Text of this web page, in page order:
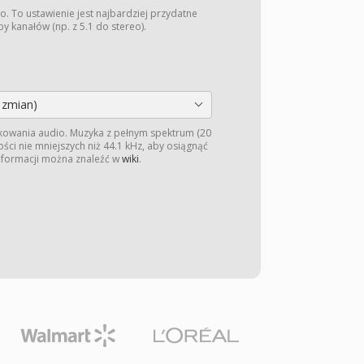
To ustawienie jest najbardziej przydatne
kanałów (np. z 5.1 do stereo).
audio. Muzyka z pełnym spektrum (20
nie mniejszych niż 44.1 kHz, aby osiągnąć
można znaleźć wwiki.